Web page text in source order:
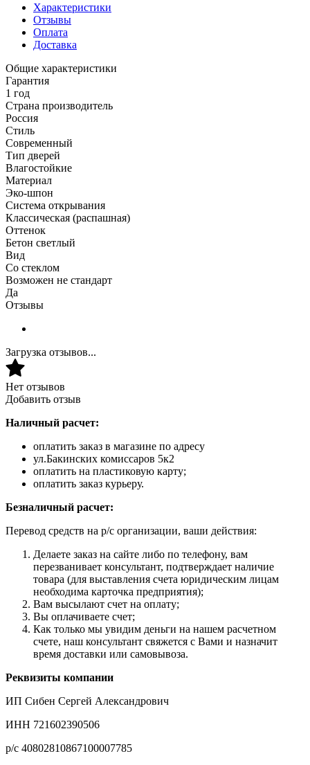
Характеристики
Отзывы
Оплата
Доставка
Общие характеристики
Гарантия
1 год
Страна производитель
Россия
Стиль
Современный
Тип дверей
Влагостойкие
Материал
Эко-шпон
Система открывания
Классическая (распашная)
Оттенок
Бетон светлый
Вид
Со стеклом
Возможен не стандарт
Да
Отзывы
Загрузка отзывов...
Нет отзывов
Добавить отзыв
Наличный расчет:
оплатить заказ в магазине по адресу
ул.Бакинских комиссаров 5к2
оплатить на пластиковую карту;
оплатить заказ курьеру.
Безналичный расчет:
Перевод средств на р/с организации, ваши действия:
Делаете заказ на сайте либо по телефону, вам
перезванивает консультант, подтверждает наличие
товара (для выставления счета юридическим лицам
необходима карточка предприятия);
Вам высылают счет на оплату;
Вы оплачиваете счет;
Как только мы увидим деньги на нашем расчетном
счете, наш консультант свяжется с Вами и назначит
время доставки или самовывоза.
Реквизиты компании
ИП Сибен Сергей Александрович
ИНН 721602390506
р/с 40802810867100007785